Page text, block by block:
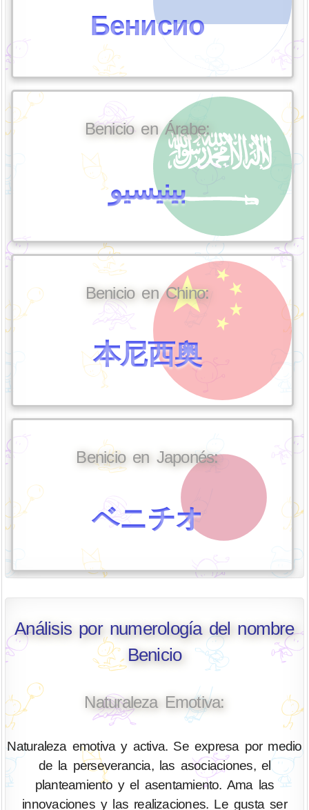
Бенисио
Benicio en Árabe:
بينيسيو
Benicio en Chino:
本尼西奥
Benicio en Japonés:
ベニチオ
Análisis por numerología del nombre
Benicio
Naturaleza Emotiva:
Naturaleza emotiva y activa. Se expresa por medio
de la perseverancia, las asociaciones, el
planteamiento y el asentamiento. Ama las
innovaciones y las realizaciones. Le gusta ser